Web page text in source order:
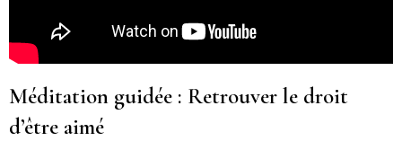
Méditation guidée : Retrouver le droit
d’être aimé